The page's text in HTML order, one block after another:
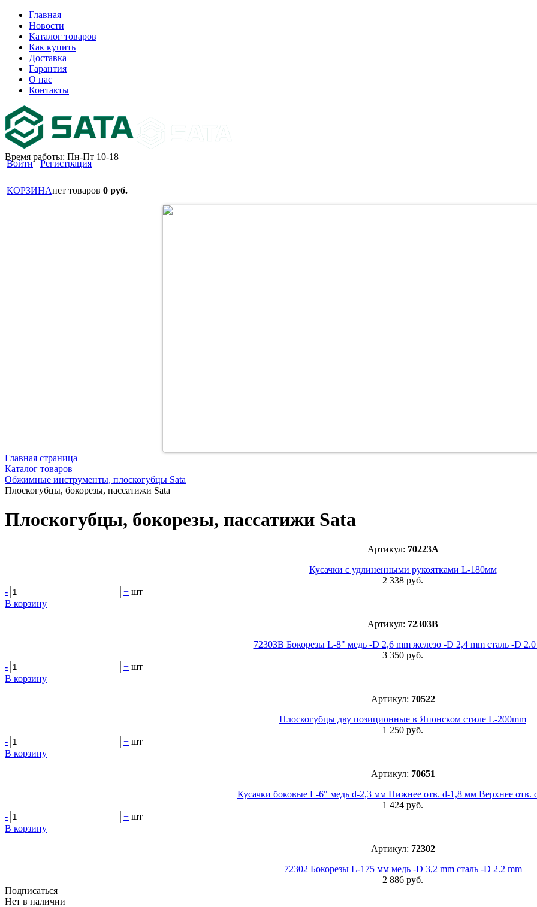
Главная
Новости
Каталог товаров
Как купить
Доставка
Гарантия
О нас
Контакты
Время работы: Пн-Пт 10-18
Войти Регистрация
КОРЗИНАнет товаров 0 руб.
Главная страница
Каталог товаров
Обжимные инструменты, плоскогубцы Sata
Плоскогубцы, бокорезы, пассатижи Sata
Плоскогубцы, бокорезы, пассатижи Sata
Артикул: 70223А
Кусачки с удлиненными рукоятками L-180мм
2 338 руб.
-
+ шт
В корзину
Артикул: 72303B
72303B Бокорезы L-8" медь -D 2,6 mm железо -D 2,4 mm сталь -D
3 350 руб.
-
+ шт
В корзину
Артикул: 70522
Плоскогубцы дву позиционные в Японском стиле L-200mm
1 250 руб.
-
+ шт
В корзину
Артикул: 70651
Кусачки боковые L-6" медь d-2,3 мм Нижнее отв. d-1,8 мм Верхнее отв.
1 424 руб.
-
+ шт
В корзину
Артикул: 72302
72302 Бокорезы L-175 мм медь -D 3,2 mm сталь -D 2.2 mm
2 886 руб.
Подписаться
Нет в наличии